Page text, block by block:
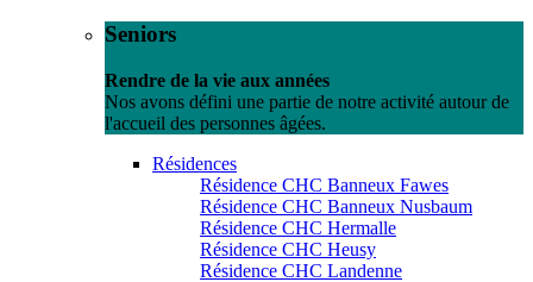
Seniors
Rendre de la vie aux années
Nos avons défini une partie de notre activité autour de
l'accueil des personnes âgées.
Résidences
Résidence CHC Banneux Fawes
Résidence CHC Banneux Nusbaum
Résidence CHC Hermalle
Résidence CHC Heusy
Résidence CHC Landenne